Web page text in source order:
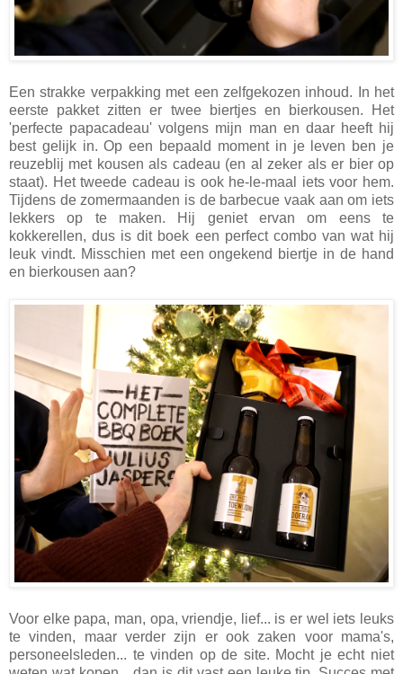
Een strakke verpakking met een zelfgekozen inhoud. In het
eerste pakket zitten er twee biertjes en bierkousen. Het
'perfecte papacadeau' volgens mijn man en daar heeft hij
best gelijk in. Op een bepaald moment in je leven ben je
reuzeblij met kousen als cadeau (en al zeker als er bier op
staat). Het tweede cadeau is ook he-le-maal iets voor hem.
Tijdens de zomermaanden is de barbecue vaak aan om iets
lekkers op te maken. Hij geniet ervan om eens te
kokkerellen, dus is dit boek een perfect combo van wat hij
leuk vindt. Misschien met een ongekend biertje in de hand
en bierkousen aan?
Voor elke papa, man, opa, vriendje, lief... is er wel iets leuks
te vinden, maar verder zijn er ook zaken voor mama's,
personeelsleden... te vinden op de site. Mocht je echt niet